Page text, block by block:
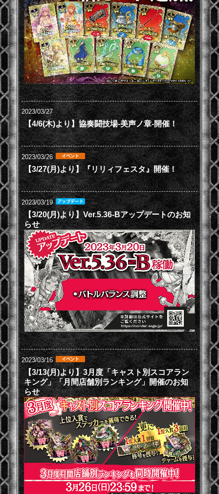
2023/03/27
【4/6(木)より】協奏闘技場-美声ノ章-開催！
2023/03/26
【3/27(月)より】『リリィフェスタ』開催！
2023/03/19
【3/20(月)より】Ver.5.36-Bアップデートのお知
らせ
2023/03/16
【3/13(月)より】3月度「キャスト別スコアラン
キング」「月間店舗別ランキング」開催のお知
らせ